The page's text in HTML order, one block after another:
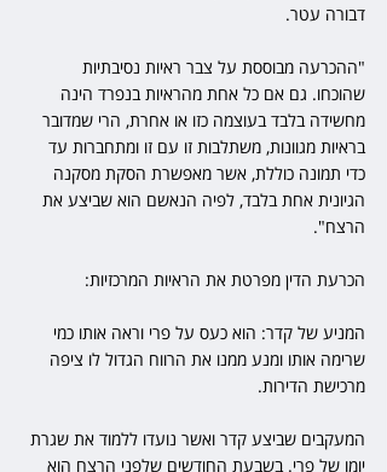
דבורה עטר.
"ההכרעה מבוססת על צבר ראיות נסיבתיות
שהוכחו. גם אם כל אחת מהראיות בנפרד הינה
מחשידה בלבד בעוצמה כזו או אחרת, הרי שמדובר
בראיות מגוונות, משתלבות זו עם זו ומתחברות עד
כדי תמונה כוללת, אשר מאפשרת הסקת מסקנה
הגיונית אחת בלבד, לפיה הנאשם הוא שביצע את
הרצח".
הכרעת הדין מפרטת את הראיות המרכזיות:
המניע של קדר: הוא כעס על פרי וראה אותו כמי
שרימה אותו ומנע ממנו את הרווח הגדול לו ציפה
מרכישת הדירות.
המעקבים שביצע קדר ואשר נועדו ללמוד את שגרת
יומו של פרי. בשבעת החודשים שלפני הרצח הוא